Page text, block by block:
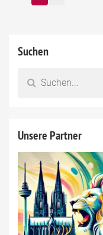
Suchen
Unsere Partner